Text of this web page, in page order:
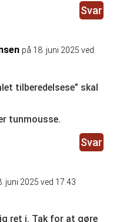
Svar
på 18. juni 2025 ved
tilberedelsese” skal
tunmousse.
Svar
juni 2025 ved 17:43
ret i. Tak for at gøre